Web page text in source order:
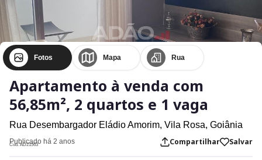
Fotos Mapa Rua
Apartamento à venda com
56,85m², 2 quartos e 1 vaga
Rua Desembargador Eládio Amorim, Vila Rosa, Goiânia
Publicado há 2 anos
Cod. AD21563 Compartilhar Salvar